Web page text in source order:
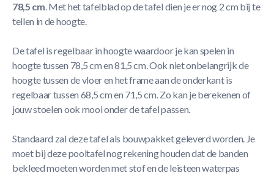
78,5 cm. Met het tafelblad op de tafel dien je er nog 2 cm bij te
tellen in de hoogte.
De tafel is regelbaar in hoogte waardoor je kan spelen in
hoogte tussen 78,5 cm en 81,5 cm. Ook niet onbelangrijk de
hoogte tussen de vloer en het frame aan de onderkant is
regelbaar tussen 68,5 cm en 71,5 cm. Zo kan je berekenen of
jouw stoelen ook mooi onder de tafel passen.
Standaard zal deze tafel als bouwpakket geleverd worden. Je
moet bij deze pooltafel nog rekening houden dat de banden
bekleed moeten worden met stof en de leisteen waterpas